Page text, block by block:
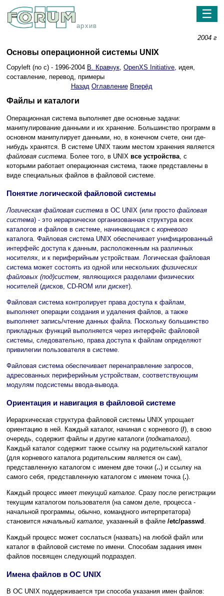
архив
☰
2004 г
Основы операционной системы UNIX
Copyleft (no c) - 1996-2004 В. Кравчук, OpenXS Initiative, идея,
составление, перевод, примеры
Назад Оглавление Вперёд
Файлы и каталоги
Операционная система выполняет две основные задачи:
манипулирование данными и их хранение. Большинство программ в
основном манипулирует данными, но, в конечном счете, они где-
нибудь хранятся. В системе UNIX таким местом хранения является
файловая система. Более того, в UNIX все устройства, с
которыми работает операционная система, также представлены в
виде специальных файлов в файловой системе.
Понятие логической файловой системы
Логическая файловая система в ОС UNIX (или просто файловая
система) - это иерархически организованная структура всех
каталогов и файлов в системе, начинающаяся с корневого
каталога. Файловая система UNIX обеспечивает унифицированный
интерфейс доступа к данным, расположенным на различных
носителях, и к периферийным устройствам. Логическая файловая
система может состоять из одной или нескольких физических
файловых (под)систем, являющихся разделами физических
носителей (дисков, CD-ROM или дискет).
Файловая система контролирует права доступа к файлам,
выполняет операции создания и удаления файлов, а также
выполняет запись/чтение данных файла. Поскольку большинство
прикладных функций выполняется через интерфейс файловой
системы, следовательно, права доступа к файлам определяют
привилегии пользователя в системе.
Файловая система обеспечивает перенаправление запросов,
адресованных периферийным устройствам, соответствующим
модулям подсистемы ввода-вывода.
Ориентация и навигация в файловой системе
Иерархическая структура файловой системы UNIX упрощает
ориентацию в ней. Каждый каталог, начиная с корневого (/), в свою
очередь, содержит файлы и другие каталоги (подкаталоги).
Каждый каталог содержит также ссылку на родительский каталог
(для корневого каталога родительским является он сам),
представленную каталогом с именем две точки (..) и ссылку на
самого себя, представленную каталогом с именем точка (.).
Каждый процесс имеет текущий каталог. Сразу после регистрации
текущим каталогом пользователя (на самом деле, процесса -
начальной программы, обычно, командного интерпретатора)
становится начальный каталог, указанный в файле /etc/passwd .
Каждый процесс может сослаться (назвать) на любой файл или
каталог в файловой системе по имени. Способам задания имен
файлов посвящен следующий подраздел.
Имена файлов в ОС UNIX
В ОС UNIX поддерживается три способа указания имен файлов: